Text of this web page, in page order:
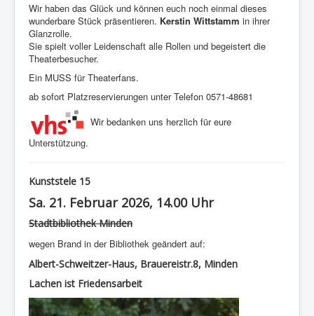
Wir haben das Glück und können euch noch einmal dieses
wunderbare Stück präsentieren. Kerstin Wittstamm in ihrer
Glanzrolle.
Sie spielt voller Leidenschaft alle Rollen und begeistert die
Theaterbesucher.
Ein MUSS für Theaterfans.
ab sofort Platzreservierungen unter Telefon 0571-48681
Wir bedanken uns herzlich für eure
Unterstützung.
Kunststele 15
Sa. 21. Februar 2026, 14.00 Uhr
Stadtbibliothek Minden
wegen Brand in der Bibliothek geändert auf:
Albert-Schweitzer-Haus, Brauereistr.8, Minden
Lachen ist Friedensarbeit